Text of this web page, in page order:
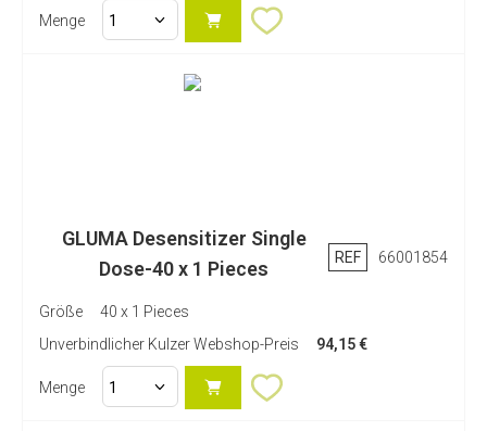
Menge
GLUMA Desensitizer Single
Dose-40 x 1 Pieces
REF 66001854
Größe
40 x 1 Pieces
Unverbindlicher Kulzer Webshop-Preis
94,15 €
Menge